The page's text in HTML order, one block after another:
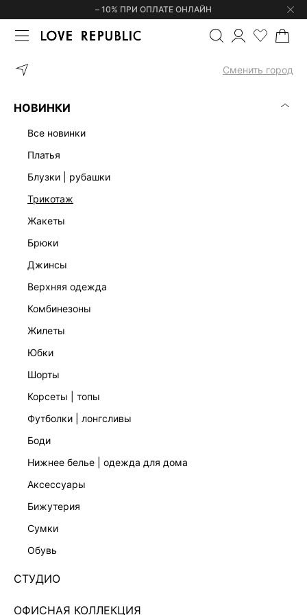
– 10% ПРИ ОПЛАТЕ ОНЛАЙН
Сменить город
НОВИНКИ
все новинки
платья
блузки | рубашки
трикотаж
жакеты
брюки
джинсы
верхняя одежда
комбинезоны
жилеты
юбки
шорты
корсеты | топы
футболки | лонгсливы
боди
нижнее белье | одежда для дома
аксессуары
бижутерия
сумки
обувь
СТУДИО
ОФИСНАЯ КОЛЛЕКЦИЯ
ГЛАВНАЯ ТРИКОТАЖНОЕ ПЛАТЬЕ МИДИ
ЭКСКЛЮЗИВНО ОНЛАЙН
ТРИКОТАЖНОЕ ПЛАТЬЕ МИДИ С ОТКРЫТОЙ
СПИНОЙ 5254336541-2
Нет в наличии